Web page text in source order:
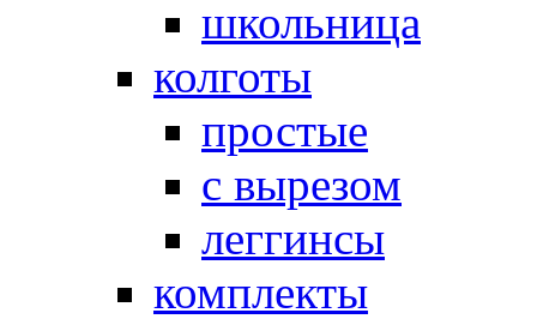
школьница
колготы
простые
с вырезом
леггинсы
комплекты